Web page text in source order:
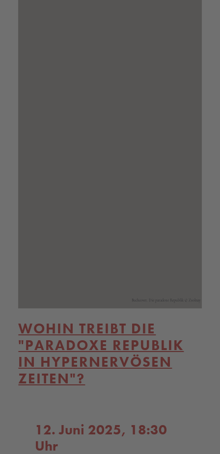
Buchcover. Die paradoxe Republik © Zsolnay
WOHIN TREIBT DIE
"PARADOXE REPUBLIK
IN HYPERNERVÖSEN
ZEITEN"?
12. Juni 2025, 18:30
Uhr